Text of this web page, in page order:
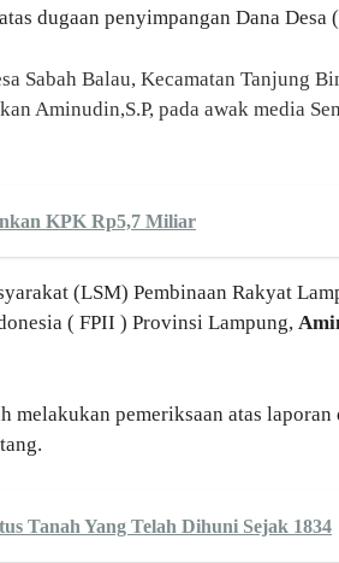
dugaan penyimpangan Dana Desa
Sabah Balau, Kecamatan Tanjung
Aminudin,S.P, pada awak media
KPK Rp5,7 Miliar
(LSM) Pembinaan Rakyat
( FPII ) Provinsi Lampung,
pemeriksaan atas laporan
Tanjung Bintang.
Tanah Yang Telah Dihuni Sejak 1834